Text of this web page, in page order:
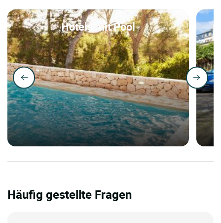
Hotels mit Pool
Häufig gestellte Fragen